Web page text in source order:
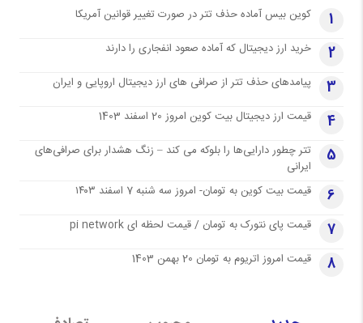
1 کوین بیس آماده حذف تتر در صورت تغییر قوانین آمریکا
2 خرید ارز دیجیتال که آماده صعود انفجاری را دارند
3 پیامدهای حذف تتر از صرافی های ارز دیجیتال اروپایی و ایران
4 قیمت ارز دیجیتال بیت کوین امروز 20 اسفند 1403
5
تتر چطور دارایی‌ها را بلوکه می کند – زنگ هشدار برای صرافی‌های
ایرانی
6 قیمت بیت کوین به تومان- امروز سه شنبه 7 اسفند ۱۴۰۳
7 قیمت پای نتورک به تومان / قیمت لحظه ای pi network
8 قیمت امروز اتریوم به تومان 20 بهمن 1403